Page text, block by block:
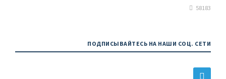
58183
ПОДПИСЫВАЙТЕСЬ НА НАШИ СОЦ. СЕТИ